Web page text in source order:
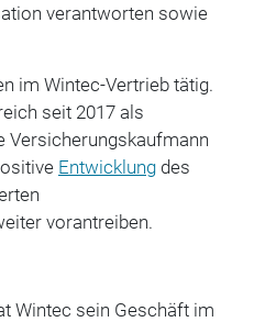
verantworten sowie
im Wintec-Vertrieb tätig.
seit 2017 als
Versicherungskaufmann
Entwicklungdes
vorantreiben.
Wintec sein Geschäft im